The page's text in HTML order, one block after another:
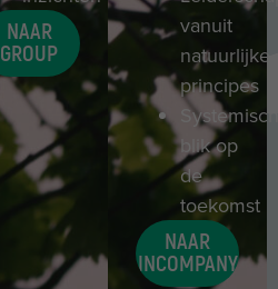
NAAR
GROUP
vanuit
natuurlijke
principes
blik op
de
toekomst
NAAR
INCOMPANY